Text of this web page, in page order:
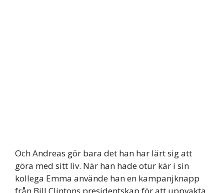
Och Andreas gör bara det han har lärt sig att
göra med sitt liv. När han hade otur kär i sin
kollega Emma använde han en kampanjknapp
från Bill Clintons presidentskap för att uppvakta